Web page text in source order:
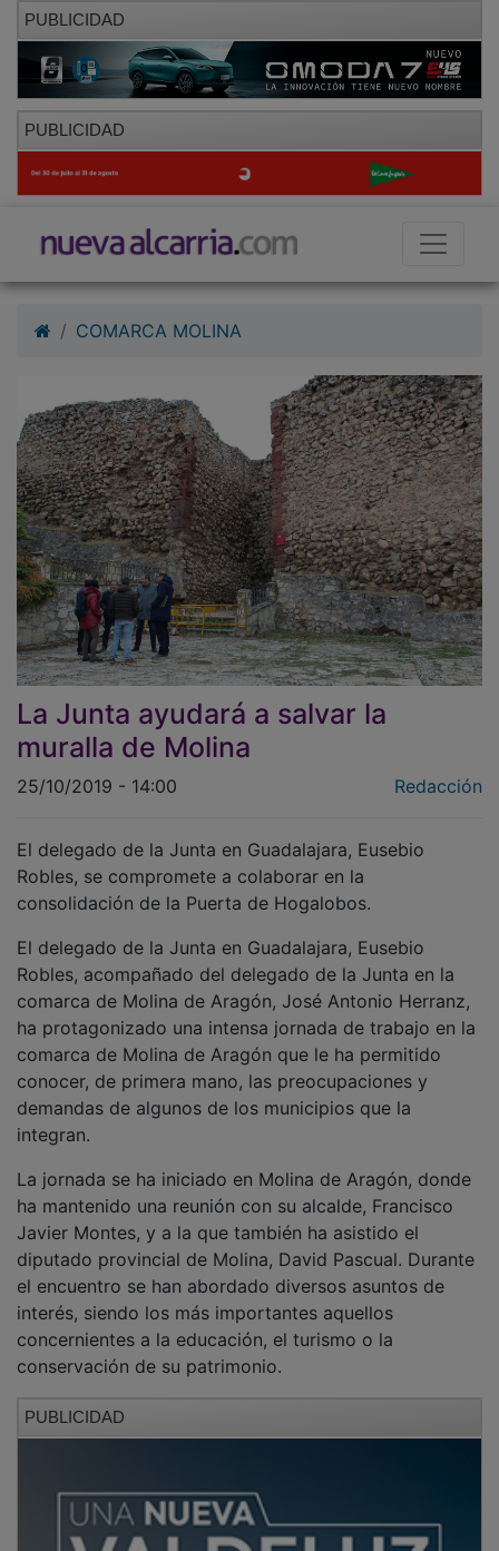
PUBLICIDAD
PUBLICIDAD
COMARCA MOLINA
La Junta ayudará a salvar la
muralla de Molina
25/10/2019 - 14:00 Redacción
El delegado de la Junta en Guadalajara, Eusebio
Robles, se compromete a colaborar en la
consolidación de la Puerta de Hogalobos.
El delegado de la Junta en Guadalajara, Eusebio
Robles, acompañado del delegado de la Junta en la
comarca de Molina de Aragón, José Antonio Herranz,
ha protagonizado una intensa jornada de trabajo en la
comarca de Molina de Aragón que le ha permitido
conocer, de primera mano, las preocupaciones y
demandas de algunos de los municipios que la
integran.
La jornada se ha iniciado en Molina de Aragón, donde
ha mantenido una reunión con su alcalde, Francisco
Javier Montes, y a la que también ha asistido el
diputado provincial de Molina, David Pascual. Durante
el encuentro se han abordado diversos asuntos de
interés, siendo los más importantes aquellos
concernientes a la educación, el turismo o la
conservación de su patrimonio.
PUBLICIDAD